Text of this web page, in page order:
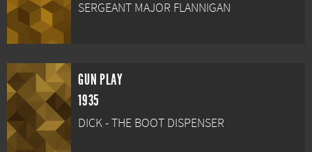
SERGEANT MAJOR FLANNIGAN
GUN PLAY
1935
DICK - THE BOOT DISPENSER